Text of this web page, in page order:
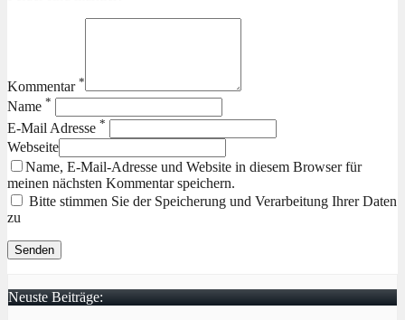
Kommentar *
Name *
E-Mail Adresse *
Webseite
Name, E-Mail-Adresse und Website in diesem Browser für
meinen nächsten Kommentar speichern.
Bitte stimmen Sie der Speicherung und Verarbeitung Ihrer Daten
zu
Neuste Beiträge: